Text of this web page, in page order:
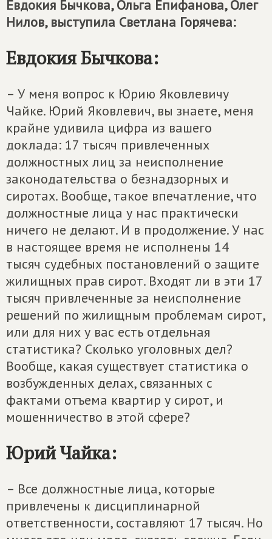
Евдокия Бычкова, Ольга Епифанова, Олег
Нилов, выступила Светлана Горячева:
Евдокия Бычкова:
– У меня вопрос к Юрию Яковлевичу
Чайке. Юрий Яковлевич, вы знаете, меня
крайне удивила цифра из вашего
доклада: 17 тысяч привлеченных
должностных лиц за неисполнение
законодательства о безнадзорных и
сиротах. Вообще, такое впечатление, что
должностные лица у нас практически
ничего не делают. И в продолжение. У нас
в настоящее время не исполнены 14
тысяч судебных постановлений о защите
жилищных прав сирот. Входят ли в эти 17
тысяч привлеченные за неисполнение
решений по жилищным проблемам сирот,
или для них у вас есть отдельная
статистика? Сколько уголовных дел?
Вообще, какая существует статистика о
возбужденных делах, связанных с
фактами отъема квартир у сирот, и
мошенничество в этой сфере?
Юрий Чайка:
– Все должностные лица, которые
привлечены к дисциплинарной
ответственности, составляют 17 тысяч. Но